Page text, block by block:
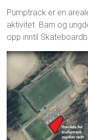
Pumptrack er en
aktivitet. Barn og
opp inntil